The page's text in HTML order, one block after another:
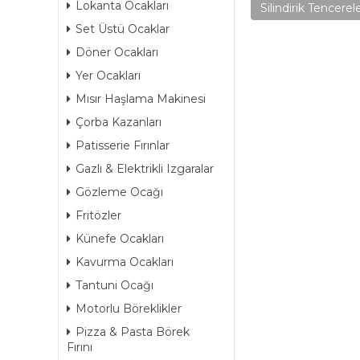
Lokanta Ocakları
Set Üstü Ocaklar
Döner Ocakları
Yer Ocakları
Mısır Haşlama Makinesi
Çorba Kazanları
Patisserie Fırınlar
Gazlı & Elektrikli Izgaralar
Gözleme Ocağı
Fritözler
Künefe Ocakları
Kavurma Ocakları
Tantuni Ocağı
Motorlu Böreklikler
Pizza & Pasta Börek
Fırını
Silindirik